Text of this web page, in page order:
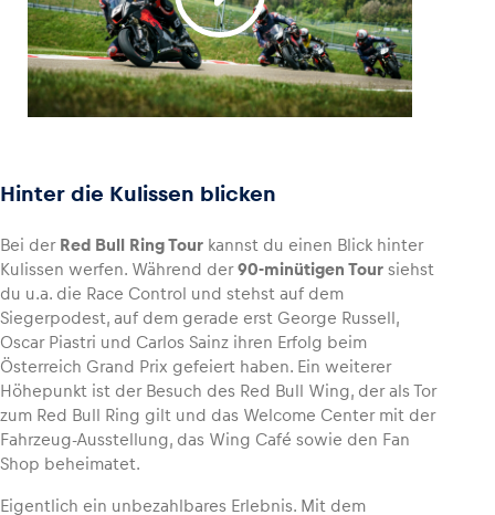
Hinter die Kulissen blicken
Bei der Red Bull Ring Tour kannst du einen Blick hinter
Kulissen werfen. Während der90-minütigen Tour siehst
du u.a. die Race Control und stehst auf dem
Siegerpodest, auf dem gerade erst George Russell,
Oscar Piastri und Carlos Sainz ihren Erfolg beim
Österreich Grand Prix gefeiert haben. Ein weiterer
Höhepunkt ist der Besuch des Red Bull Wing, der als Tor
zum Red Bull Ring gilt und das Welcome Center mit der
Fahrzeug-Ausstellung, das Wing Café sowie den Fan
Shop beheimatet.
Eigentlich ein unbezahlbares Erlebnis. Mit dem